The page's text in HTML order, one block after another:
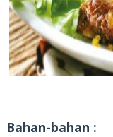
Bahan-bahan :